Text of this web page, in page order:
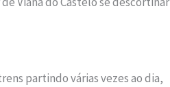
partindo várias vezes ao dia,